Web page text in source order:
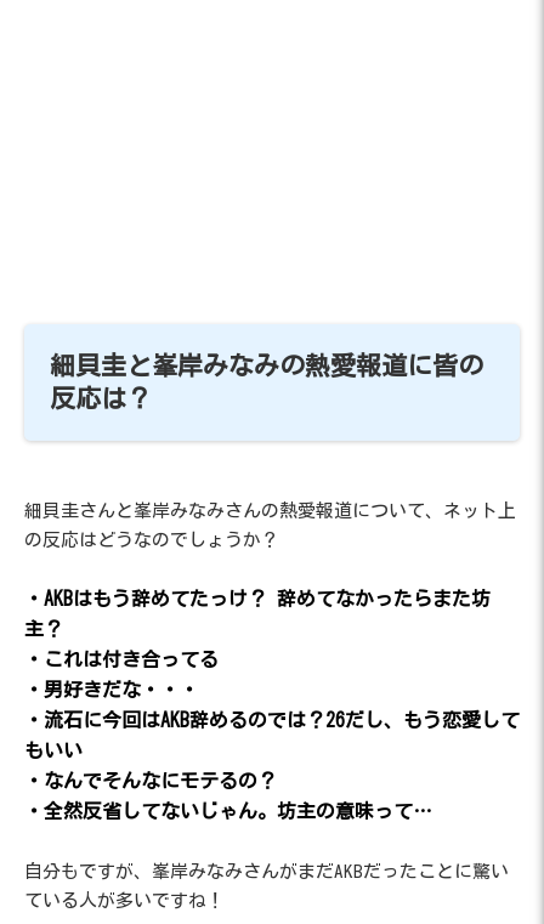
細貝圭と峯岸みなみの熱愛報道に皆の
反応は？
細貝圭さんと峯岸みなみさんの熱愛報道について、ネット上
の反応はどうなのでしょうか？
・AKBはもう辞めてたっけ？ 辞めてなかったらまた坊
主？
・これは付き合ってる
・男好きだな・・・
・流石に今回はAKB辞めるのでは？26だし、もう恋愛して
もいい
・なんでそんなにモテるの？
・全然反省してないじゃん。坊主の意味って…
自分もですが、峯岸みなみさんがまだAKBだったことに驚い
ている人が多いですね！